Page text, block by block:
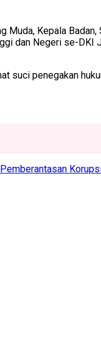
Muda, Kepala
dan Negeri se-DKI
suci penegakan